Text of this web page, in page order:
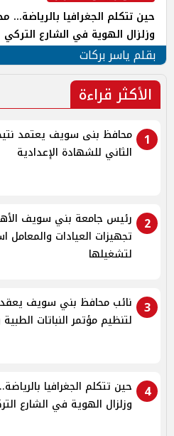
حين تتكلم الجغرافيا بالرياضة...
وزلزال الهوية في الشارع التركي
بقلم ياسر بركات
الأكثر قراءة
1
محافظ بنى سويف يعتمد
الثاني للشهادة الإعدادية
2
رئيس جامعة بني سويف
تجهيزات العيادات والمعامل
لتشغيلها
3
نائب محافظ بني سويف يعقد
لتنظيم مؤتمر النباتات
4
حين تتكلم الجغرافيا
وزلزال الهوية في الشارع